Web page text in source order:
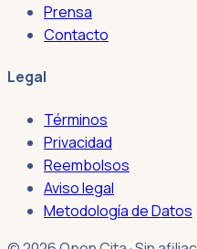
Prensa
Contacto
Legal
Términos
Privacidad
Reembolsos
Aviso legal
Metodología de Datos